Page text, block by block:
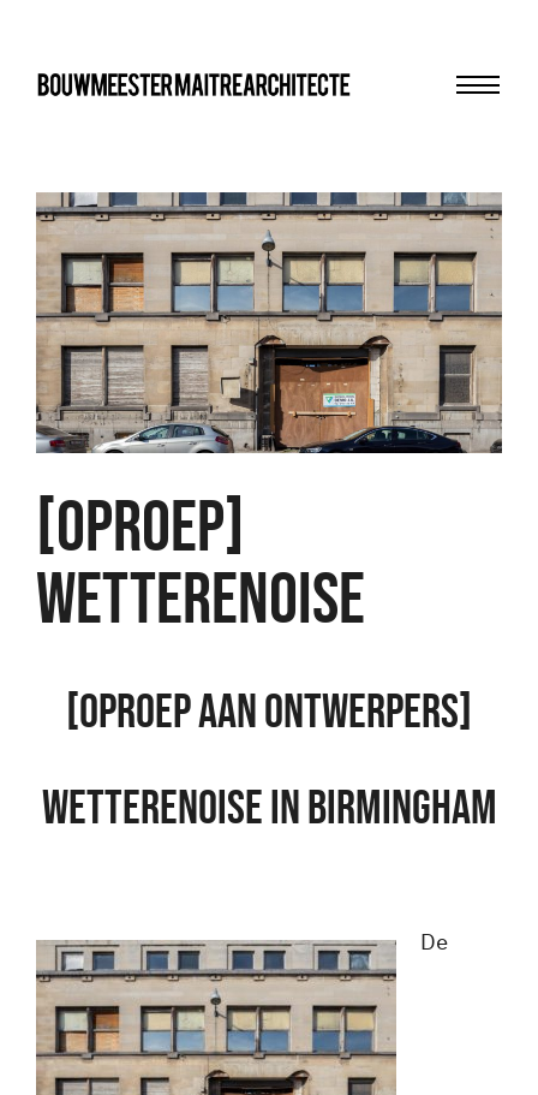
bma
[OPROEP]
WETTERENOISE
[OPROEP AAN ONTWERPERS]
WETTERENOISE IN BIRMINGHAM
De